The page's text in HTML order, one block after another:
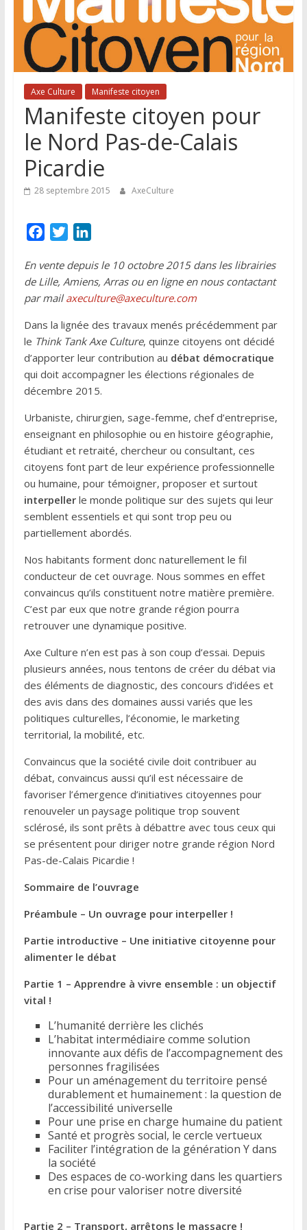
et
de
sa
région
Axe Culture Manifeste citoyen
Manifeste citoyen pour
le Nord Pas-de-Calais
Picardie
28 septembre 2015 AxeCulture
c
e
b
o
o
k
i
t
t
e
r
n
k
e
d
I
n
En vente depuis le 10 octobre 2015 dans les librairies
de Lille, Amiens, Arras ou en ligne en nous contactant
par mail axeculture@axeculture.com
Dans la lignée des travaux menés précédemment par
le Think Tank Axe Culture, quinze citoyens ont décidé
d’apporter leur contribution au débat démocratique
qui doit accompagner les élections régionales de
décembre 2015.
Urbaniste, chirurgien, sage-femme, chef d’entreprise,
enseignant en philosophie ou en histoire géographie,
étudiant et retraité, chercheur ou consultant, ces
citoyens font part de leur expérience professionnelle
ou humaine, pour témoigner, proposer et surtout
interpellerle monde politique sur des sujets qui leur
semblent essentiels et qui sont trop peu ou
partiellement abordés.
Nos habitants forment donc naturellement le fil
conducteur de cet ouvrage. Nous sommes en effet
convaincus qu’ils constituent notre matière première.
C’est par eux que notre grande région pourra
retrouver une dynamique positive.
Axe Culture n’en est pas à son coup d’essai. Depuis
plusieurs années, nous tentons de créer du débat via
des éléments de diagnostic, des concours d’idées et
des avis dans des domaines aussi variés que les
politiques culturelles, l’économie, le marketing
territorial, la mobilité, etc.
Convaincus que la société civile doit contribuer au
débat, convaincus aussi qu’il est nécessaire de
favoriser l’émergence d’initiatives citoyennes pour
renouveler un paysage politique trop souvent
sclérosé, ils sont prêts à débattre avec tous ceux qui
se présentent pour diriger notre grande région Nord
Pas-de-Calais Picardie !
Sommaire de l’ouvrage
Préambule – Un ouvrage pour interpeller !
Partie introductive – Une initiative citoyenne pour
alimenter le débat
Partie 1 – Apprendre à vivre ensemble : un objectif
vital !
L’humanité derrière les clichés
L’habitat intermédiaire comme solution
innovante aux défis de l’accompagnement des
personnes fragilisées
Pour un aménagement du territoire pensé
durablement et humainement : la question de
l’accessibilité universelle
Pour une prise en charge humaine du patient
Santé et progrès social, le cercle vertueux
Faciliter l’intégration de la génération Y dans
la société
Des espaces de co-working dans les quartiers
en crise pour valoriser notre diversité
Partie 2 – Transport, arrêtons le massacre !